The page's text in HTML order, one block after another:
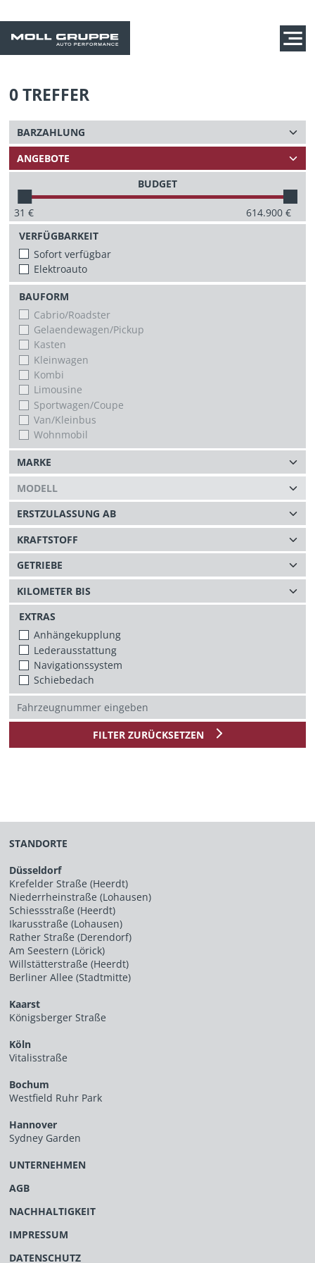
0TREFFER
BUDGET
31 € 614.900€
VERFÜGBARKEIT
Sofort verfügbar
Elektroauto
BAUFORM
Cabrio/Roadster
Gelaendewagen/Pickup
Kasten
Kleinwagen
Kombi
Limousine
Sportwagen/Coupe
Van/Kleinbus
Wohnmobil
EXTRAS
Anhängekupplung
Lederausstattung
Navigationssystem
Schiebedach
FILTER ZURÜCKSETZEN
STANDORTE
Düsseldorf
Krefelder Straße (Heerdt)
Niederrheinstraße (Lohausen)
Schiessstraße (Heerdt)
Ikarusstraße (Lohausen)
Rather Straße (Derendorf)
Am Seestern (Lörick)
Willstätterstraße (Heerdt)
Berliner Allee (Stadtmitte)
Kaarst
Königsberger Straße
Köln
Vitalisstraße
Bochum
Westfield Ruhr Park
Hannover
Sydney Garden
UNTERNEHMEN
AGB
NACHHALTIGKEIT
IMPRESSUM
DATENSCHUTZ